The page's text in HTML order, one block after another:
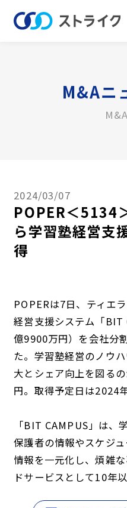
M&Aニ
2024/03/07
POPER＜5134
ら学習塾経営支
得
POPERは7日、ティエ
経営支援システム「BIT
億9900万円）を会社分
た。学習塾経営のノウ
大とシェア向上を図る
円。取得予定日は2024
「BIT CAMPUS」は、
保護者の情報やスケジ
情報を一元化し、煩雑
ドサービスとして10年